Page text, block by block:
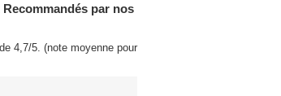
par nos
4,7/5. (note moyenne pour